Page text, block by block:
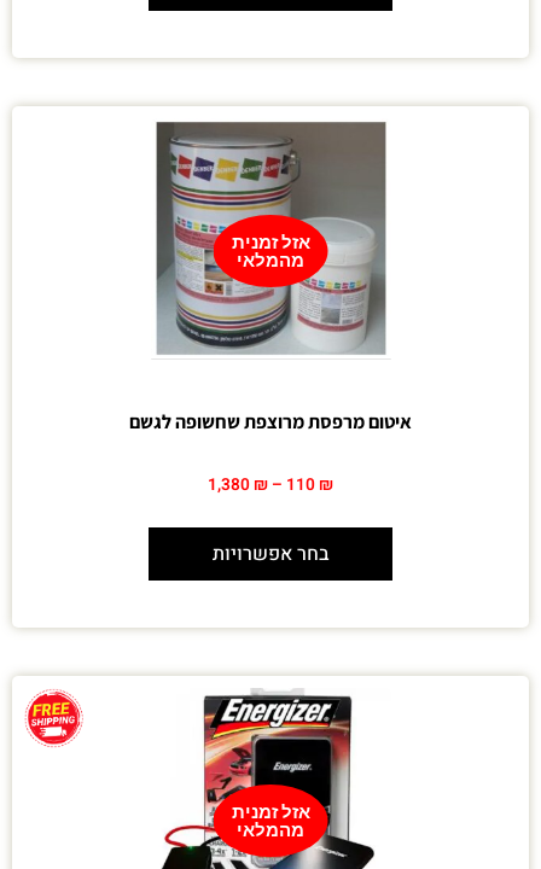
אזל זמנית
מהמלאי
איטום מרפסת מרוצפת שחשופה לגשם
110 ₪
–
1,380 ₪
בחר אפשרויות
אזל זמנית
מהמלאי